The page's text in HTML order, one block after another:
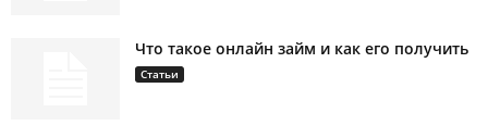
Что такое онлайн займ и как его получить
Статьи